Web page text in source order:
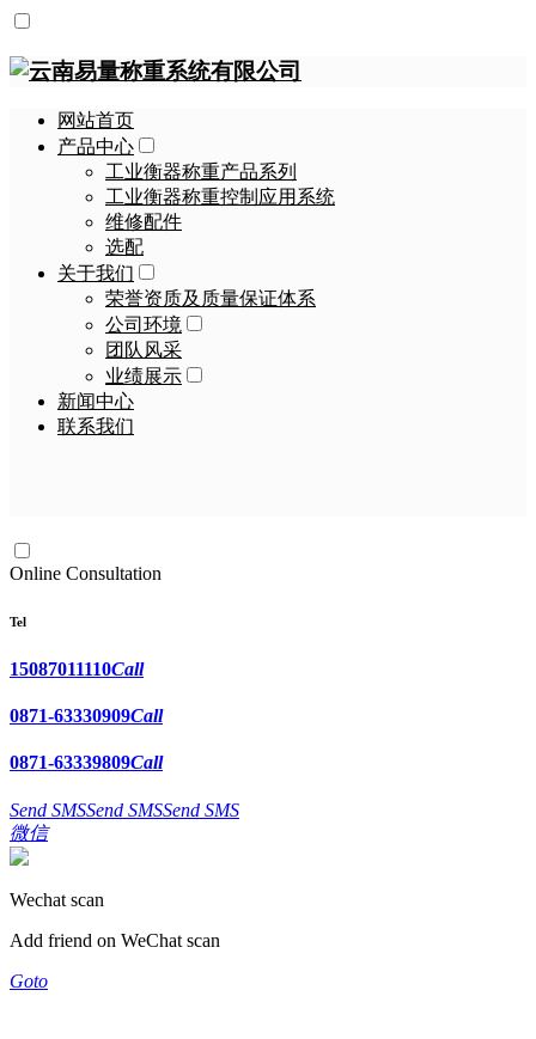
网站首页
产品中心
工业衡器称重产品系列
工业衡器称重控制应用系统
维修配件
选配
关于我们
荣誉资质及质量保证体系
公司环境
团队风采
业绩展示
新闻中心
联系我们
Online Consultation
Tel
15087011110Call
0871-63330909Call
0871-63339809Call
Send SMSSend SMSSend SMS
微信
Wechat scan
Add friend on WeChat scan
Goto